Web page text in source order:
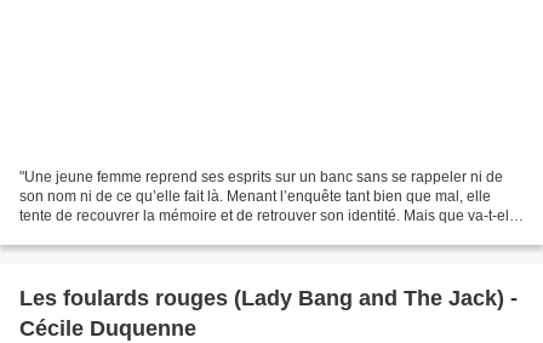
"Une jeune femme reprend ses esprits sur un banc sans se rappeler ni de
son nom ni de ce qu’elle fait là. Menant l’enquête tant bien que mal, elle
tente de recouvrer la mémoire et de retrouver son identité. Mais que va-t-elle
Les foulards rouges (Lady Bang and The Jack) -
Cécile Duquenne